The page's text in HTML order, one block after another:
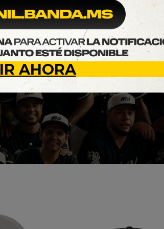
VER MÁS
IR AHORA